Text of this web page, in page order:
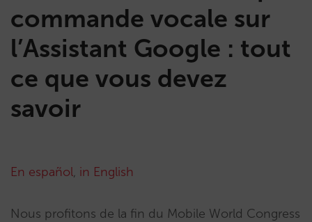
commande vocale sur
l’Assistant Google : tout
ce que vous devez
savoir
En español, in English
Nous profitons de la fin du Mobile World Congress